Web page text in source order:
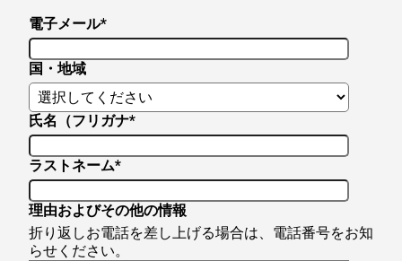
電子メール*
国・地域
氏名（フリガナ*
ラストネーム*
理由およびその他の情報
折り返しお電話を差し上げる場合は、電話番号をお知
らせください。